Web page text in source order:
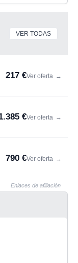
VER TODAS
217 €Ver oferta →
€Ver oferta →
790 €Ver oferta →
Enlaces de afiliación